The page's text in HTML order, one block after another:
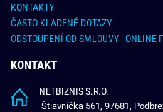
KONTAKTY
ČASTO KLADENÉ DOTAZY
ODSTOUPENÍ OD SMLOUVY - ONLINE
KONTAKT
NETBIZNIS S.R.O.
Štiavnička 561, 97681,